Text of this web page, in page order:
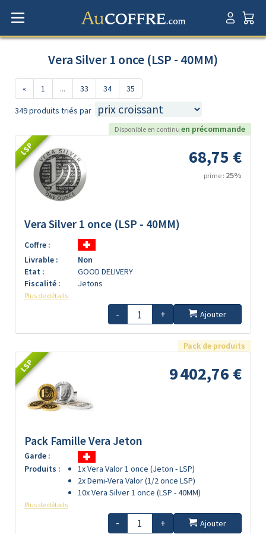
Vera Silver 1 once (LSP - 40MM)
« 1 ... 33 34 35
349 produits triés par
Disponible en continu en précommande
LSP 68,75 €
prime : 25%
Vera Silver 1 once (LSP - 40MM)
Coffre :
Livrable :
Non
Etat :
GOOD DELIVERY
Fiscalité :
Jetons
Plus de détails
- + Ajouter
Pack de produits
LSP 9 402,76 €
Pack Famille Vera Jeton
Garde :
Produits :
1x Vera Valor 1 once (Jeton - LSP)
2x Demi-Vera Valor (1/2 once LSP)
10x Vera Silver 1 once (LSP - 40MM)
Plus de détails
- +
Ajouter